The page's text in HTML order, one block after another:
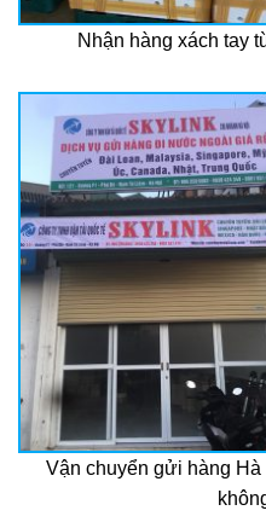
Nhận hàng xách tay
Vận chuyển gửi hàng